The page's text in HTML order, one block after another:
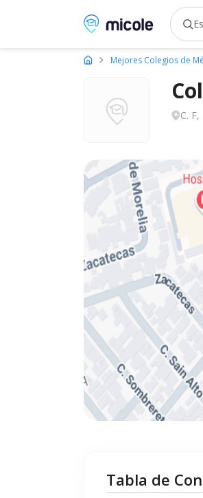
Micole, buscador de
Mejores Colegios de
C.
Tabla de